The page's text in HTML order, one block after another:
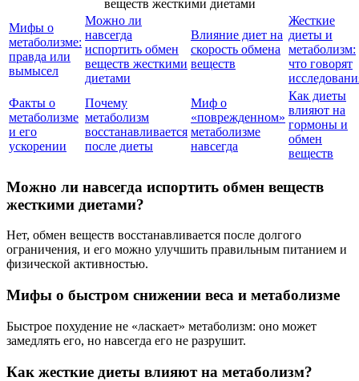
Мифы о
метаболизме:
правда или
вымысел
Можно ли
навсегда
испортить обмен
веществ жесткими
диетами
Влияние диет на
скорость обмена
веществ
Жесткие
диеты и
метаболизм:
что говорят
Факты о
метаболизме
и его
ускорении
Почему
метаболизм
восстанавливается
после диеты
Миф о
«поврежденном»
метаболизме
навсегда
Как диеты
влияют на
гормоны и
обмен
веществ
Можно ли навсегда испортить обмен веществ
жесткими диетами?
Нет, обмен веществ восстанавливается после долгого
ограничения, и его можно улучшить правильным питанием и
физической активностью.
Мифы о быстром снижении веса и метаболизме
Быстрое похудение не «ласкает» метаболизм: оно может
замедлять его, но навсегда его не разрушит.
Как жесткие диеты влияют на метаболизм?